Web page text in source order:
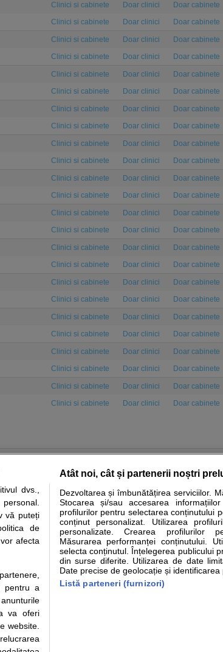
Clinici si cabinete Doar clinici Doar cabinete
Clinici si cabinete Doar clinici Doar cabinete
Clinici si cabinete Doar clinici Doar cabinete
Clinici si cabinete Doar clinici Doar cabinete
Clinici si cabinete Doar clinici Doar cabinete
Clinici si cabinete Doar clinici Doar cabinete
Clinici si cabinete Doar clinici Doar cabinete
Clinici si cabinete Doar clinici Doar cabinete
Clinici si cabinete Doar clinici Doar cabinete
Clinici si cabinete Doar clinici Doar cabinete
Clinici si cabinete Doar clinici Doar cabinete
Clinici si cabinete Doar clinici Doar cabinete
Clinici si cabinete Doar clinici Doar cabinete
Clinici si cabinete Doar clinici Doar cabinete
Clinici si cabinete Doar clinici Doar cabinete
Clinici si cabinete Doar clinici Doar cabinete
Clinici si cabinete Doar clinici Doar cabinete
Clinici si cabinete Doar clinici Doar cabinete
Clinici si cabinete Doar clinici Doar cabinete
Clinici si cabinete Doar clinici Doar cabinete
Clinici si cabinete Doar clinici Doar cabinete
Clinici si cabinete Doar clinici Doar cabinete
Clinici si cabinete Doar clinici Doar cabinete
Clinici si cabinete Doar clinici Doar cabinete
Specialitati medicale Boli si afectiuni
sanatate disponibile pe sfatulmedicului.ro au scop informativ
Va sfatuim, ca pe langa informatia primita pe
la medic Clickmed.
consumatorului
consumatorilor - ANPC
Alternativa a
consumator: 0800.080.999
europene - CNAS
Parteneri
dvs.,
vă puteți
de
afecta
pentru a
va oferi
website.
Atât noi, cât și partenerii noștri
Dezvoltarea și îmbunătățirea serviciilor.
Stocarea și/sau accesarea
profilurilor pentru selectarea conținutului
conținut personalizat. Utilizarea
personalizate. Crearea profilurilor
Măsurarea performanței conținutului.
selecta conținutul. Înțelegerea publicului
din surse diferite. Utilizarea de date
Date precise de geolocație și identificarea
Listă parteneri (furnizori)